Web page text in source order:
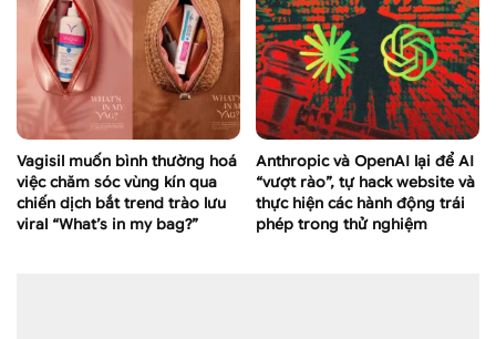
Vagisil muốn bình thường hoá
việc chăm sóc vùng kín qua
chiến dịch bắt trend trào lưu
viral “What’s in my bag?”
Anthropic và OpenAI lại để AI
“vượt rào”, tự hack website và
thực hiện các hành động trái
phép trong thử nghiệm